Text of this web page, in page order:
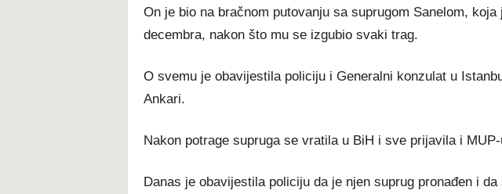
On je bio na bračnom putovanju sa suprugom Sanelom,
decembra, nakon što mu se izgubio svaki trag.
O svemu je obavijestila policiju i Generalni konzulat u
Ankari.
Nakon potrage supruga se vratila u BiH i sve prijavila i
Danas je obavijestila policiju da je njen suprug pronađen i da